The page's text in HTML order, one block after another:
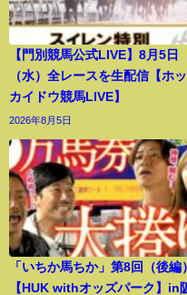
【門別競馬公式LIVE】8月5日
（水）全レースを生配信【ホッ
カイドウ競馬LIVE】
2026年8月5日
「いちか馬ちか」第8回（後編）
【HUK withオッズパーク】in